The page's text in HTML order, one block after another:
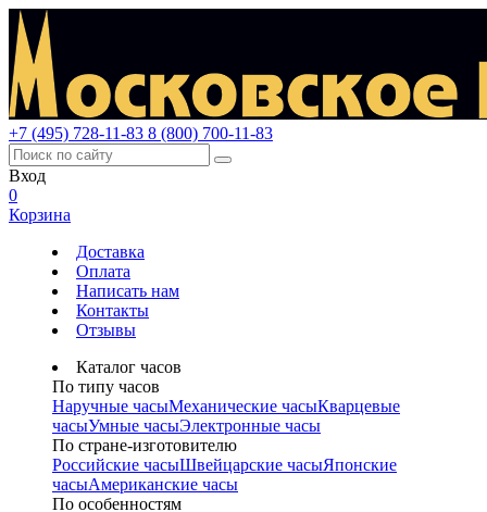
+7 (495) 728-11-83 8 (800) 700-11-83
Вход
0
Корзина
Доставка
Оплата
Написать нам
Контакты
Отзывы
Каталог часов
По типу часов
Наручные часыМеханические часыКварцевые
часыУмные часыЭлектронные часы
По стране-изготовителю
Российские часыШвейцарские часыЯпонские
часыАмериканские часы
По особенностям